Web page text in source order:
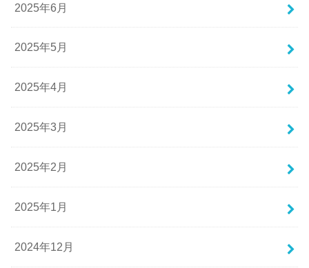
2025年6月
2025年5月
2025年4月
2025年3月
2025年2月
2025年1月
2024年12月